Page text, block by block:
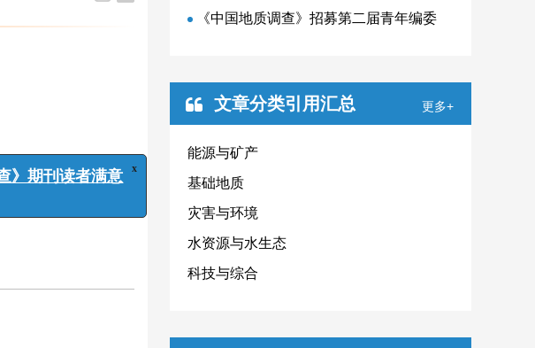
《中国地质调查》招募第二届青年编委
文章分类引用汇总 更多+
能源与矿产
基础地质
灾害与环境
水资源与水生态
科技与综合